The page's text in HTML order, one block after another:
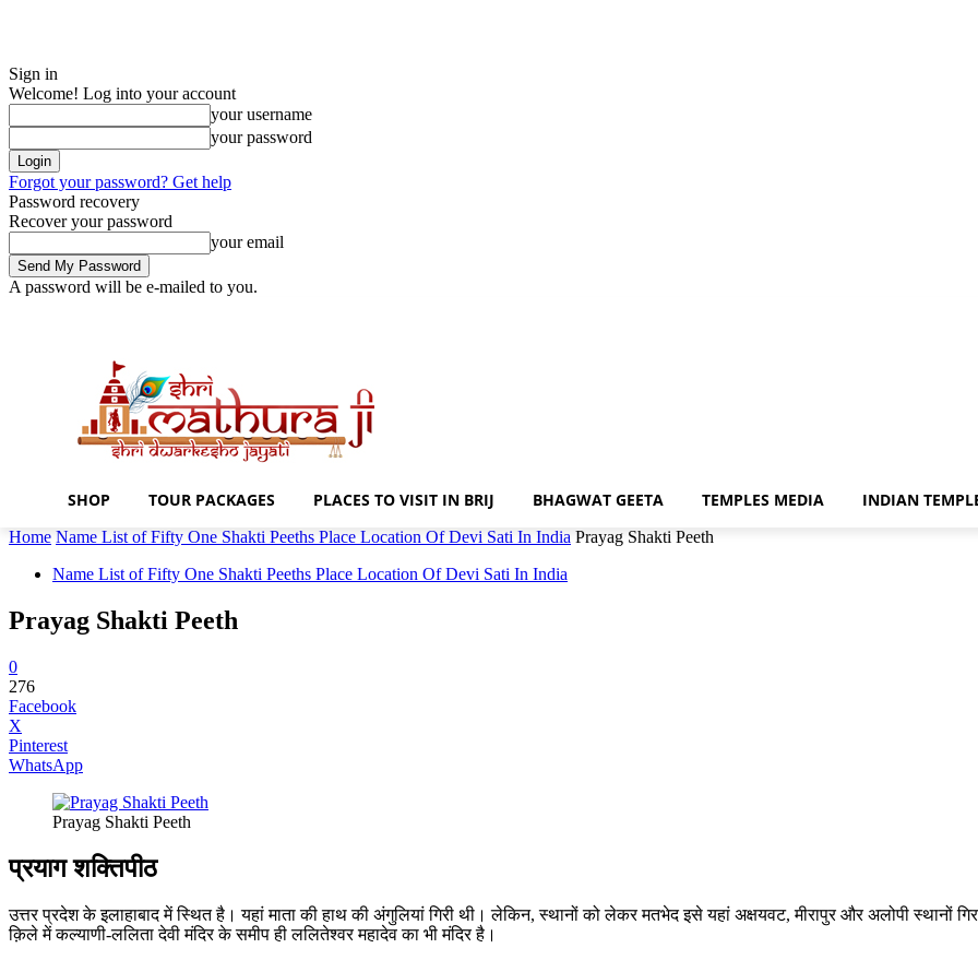
Sign in
Welcome! Log into your account
your username
your password
Forgot your password? Get help
Password recovery
Recover your password
your email
A password will be e-mailed to you.
SHOP TOUR PACKAGES PLACES TO VISIT IN BRIJ BHAGWAT GEETA TEMPLES MEDIA INDIAN
Home Name List of Fifty One Shakti Peeths Place Location Of Devi Sati In India Prayag Shakti Peeth
Name List of Fifty One Shakti Peeths Place Location Of Devi Sati In India
Prayag Shakti Peeth
0
276
Facebook
X
Pinterest
WhatsApp
Prayag Shakti Peeth
प्रयाग शक्तिपीठ
उत्तर प्रदेश के इलाहाबाद में स्थित है। यहां माता की हाथ की अंगुलियां गिरी थी। लेकिन, स्थानों को लेकर मतभेद इसे यहां अक्षयवट, मीरापुर और अलोपी स्थानों
क़िले में कल्याणी-ललिता देवी मंदिर के समीप ही ललितेश्वर महादेव का भी मंदिर है।